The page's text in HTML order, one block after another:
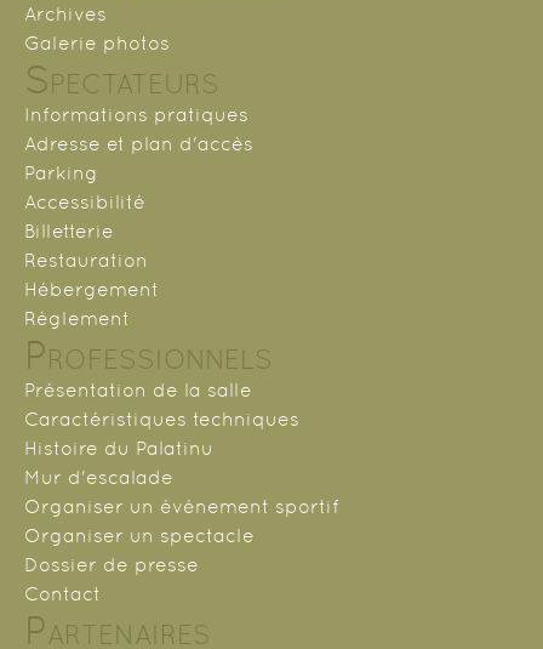
Archives
Galerie photos
Spectateurs
Informations pratiques
Adresse et plan d'accès
Parking
Accessibilité
Billetterie
Restauration
Hébergement
Règlement
Professionnels
Présentation de la salle
Caractéristiques techniques
Histoire du Palatinu
Mur d'escalade
Organiser un événement sportif
Organiser un spectacle
Dossier de presse
Contact
Partenaires